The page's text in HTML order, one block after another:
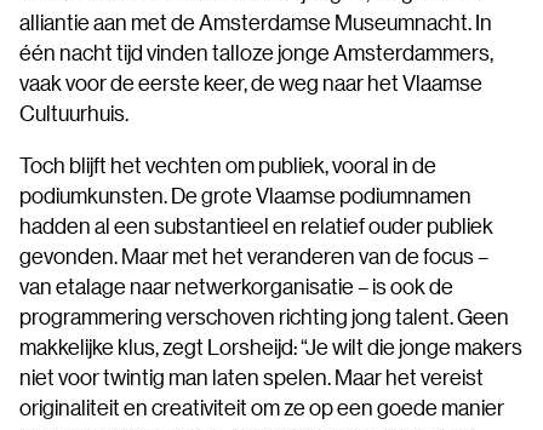
alliantie aan met de Amsterdamse Museumnacht. In
één nacht tijd vinden talloze jonge Amsterdammers,
vaak voor de eerste keer, de weg naar het Vlaamse
Cultuurhuis.
Toch blijft het vechten om publiek, vooral in de
podiumkunsten. De grote Vlaamse podiumnamen
hadden al een substantieel en relatief ouder publiek
gevonden. Maar met het veranderen van de focus –
van etalage naar netwerkorganisatie – is ook de
programmering verschoven richting jong talent. Geen
makkelijke klus, zegt Lorsheijd: “Je wilt die jonge makers
niet voor twintig man laten spelen. Maar het vereist
originaliteit en creativiteit om ze op een goede manier